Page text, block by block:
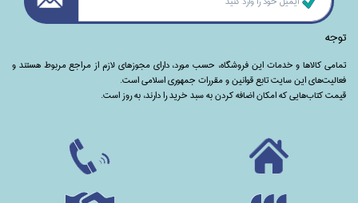
توجه
تمامی‌ کالاها و خدمات این فروشگاه، حسب مورد،‌ دارای مجوزهای لازم از مراجع مربوط هستند ‌و‌‌
فعالیت‌های این سایت تابع قوانین و مقررات جمهوری اسلامی است.
قیمت کتاب‌هایی که امکان اضافه کردن به سبد خرید را دارند،‌ به روز است.